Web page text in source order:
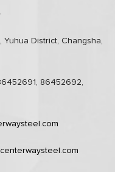
District, Changsha,
86452692,